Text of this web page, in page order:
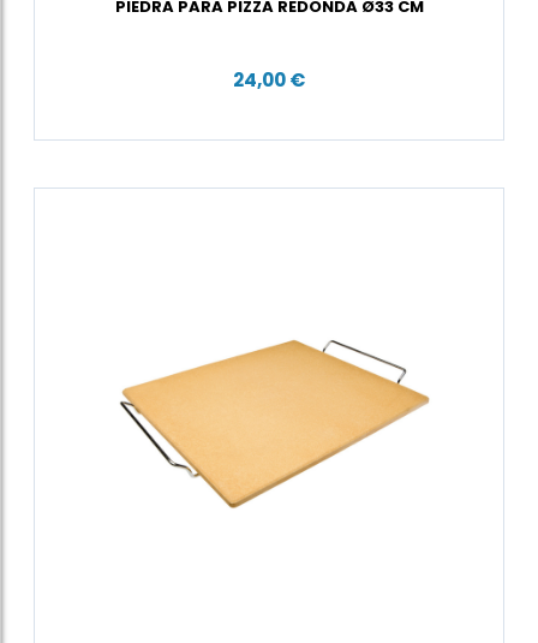
PIEDRA PARA PIZZA REDONDA Ø33 CM
24,00 €